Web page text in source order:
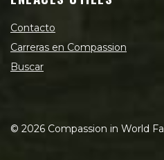
Contacto
Carreras en Compassion
Buscar
© 2026 Compassion in World